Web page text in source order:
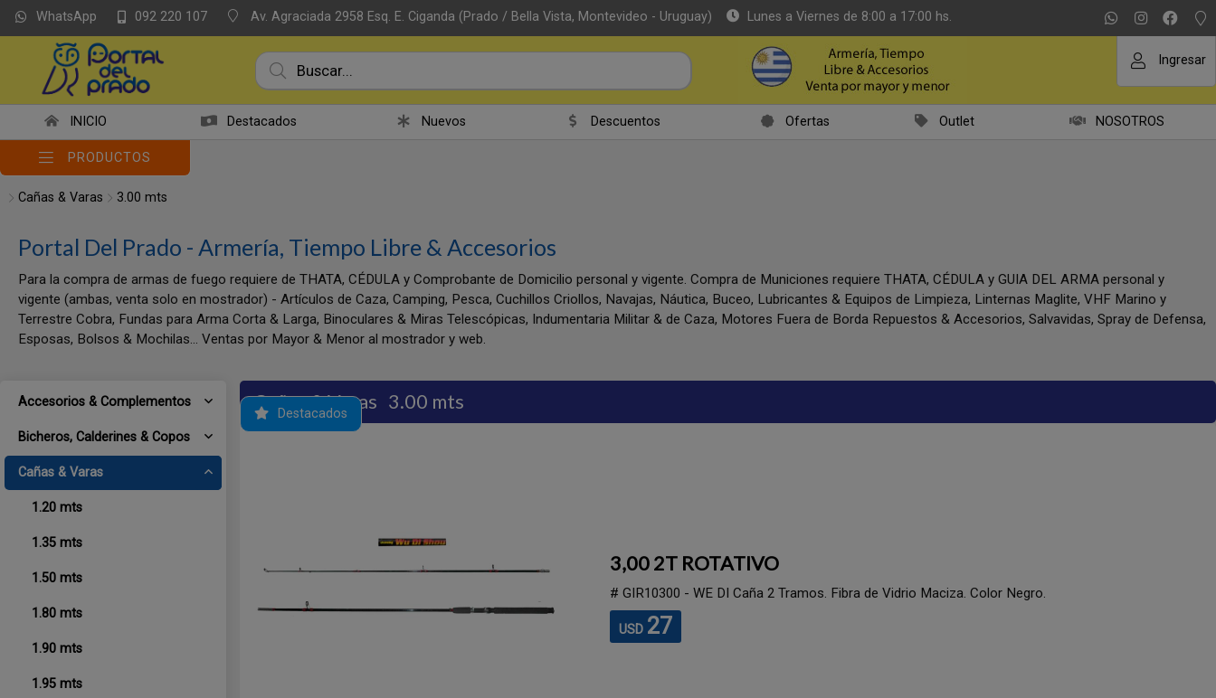
WhatsApp 092 220 107 Av. Agraciada 2958 Esq. E. Ciganda (Prado / Bella Vista, Montevideo - Uruguay) Lunes a Viernes de 8:00 a 17:00 hs.
Ingresar
INICIO Destacados Nuevos Descuentos Ofertas Outlet NOSOTROS
PRODUCTOS
Cañas & Varas 3.00 mts
Portal Del Prado - Armería, Tiempo Libre & Accesorios
Para la compra de armas de fuego requiere de THATA, CÉDULA y Comprobante de Domicilio personal y vigente. Compra de Municiones requiere THATA, CÉDULA y GUIA DEL ARMA personal y
vigente (ambas, venta solo en mostrador) - Artículos de Caza, Camping, Pesca, Cuchillos Criollos, Navajas, Náutica, Buceo, Lubricantes & Equipos de Limpieza, Linternas Maglite, VHF Marino y
Terrestre Cobra, Fundas para Arma Corta & Larga, Binoculares & Miras Telescópicas, Indumentaria Militar & de Caza, Motores Fuera de Borda Repuestos & Accesorios, Salvavidas, Spray de Defensa,
Esposas, Bolsos & Mochilas... Ventas por Mayor & Menor al mostrador y web.
Accesorios & Complementos
Bicheros, Calderines & Copos
Cañas & Varas
1.20 mts
1.35 mts
1.50 mts
1.80 mts
1.90 mts
1.95 mts
Cañas & Varas 3.00 mts
Destacados
Guías intermedias. 6 - 15 kgs. 90
3,00 2T ROTATIVO
# GIR10300 - WE DI Caña 2 Tramos. Fibra de Vidrio Maciza. Color Negro.
USD 27